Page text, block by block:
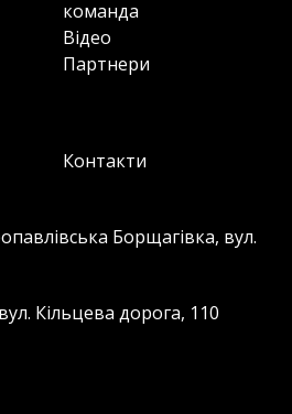
Борщагівка, вул.
Кільцева дорога, 110
команда
Відео
Партнери
Контакти